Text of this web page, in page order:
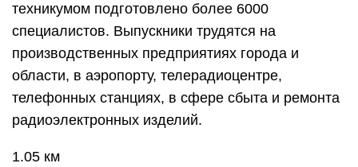
техникумом подготовлено более 6000
специалистов. Выпускники трудятся на
производственных предприятиях города и
области, в аэропорту, телерадиоцентре,
телефонных станциях, в сфере сбыта и ремонта
радиоэлектронных изделий.
1.05 км